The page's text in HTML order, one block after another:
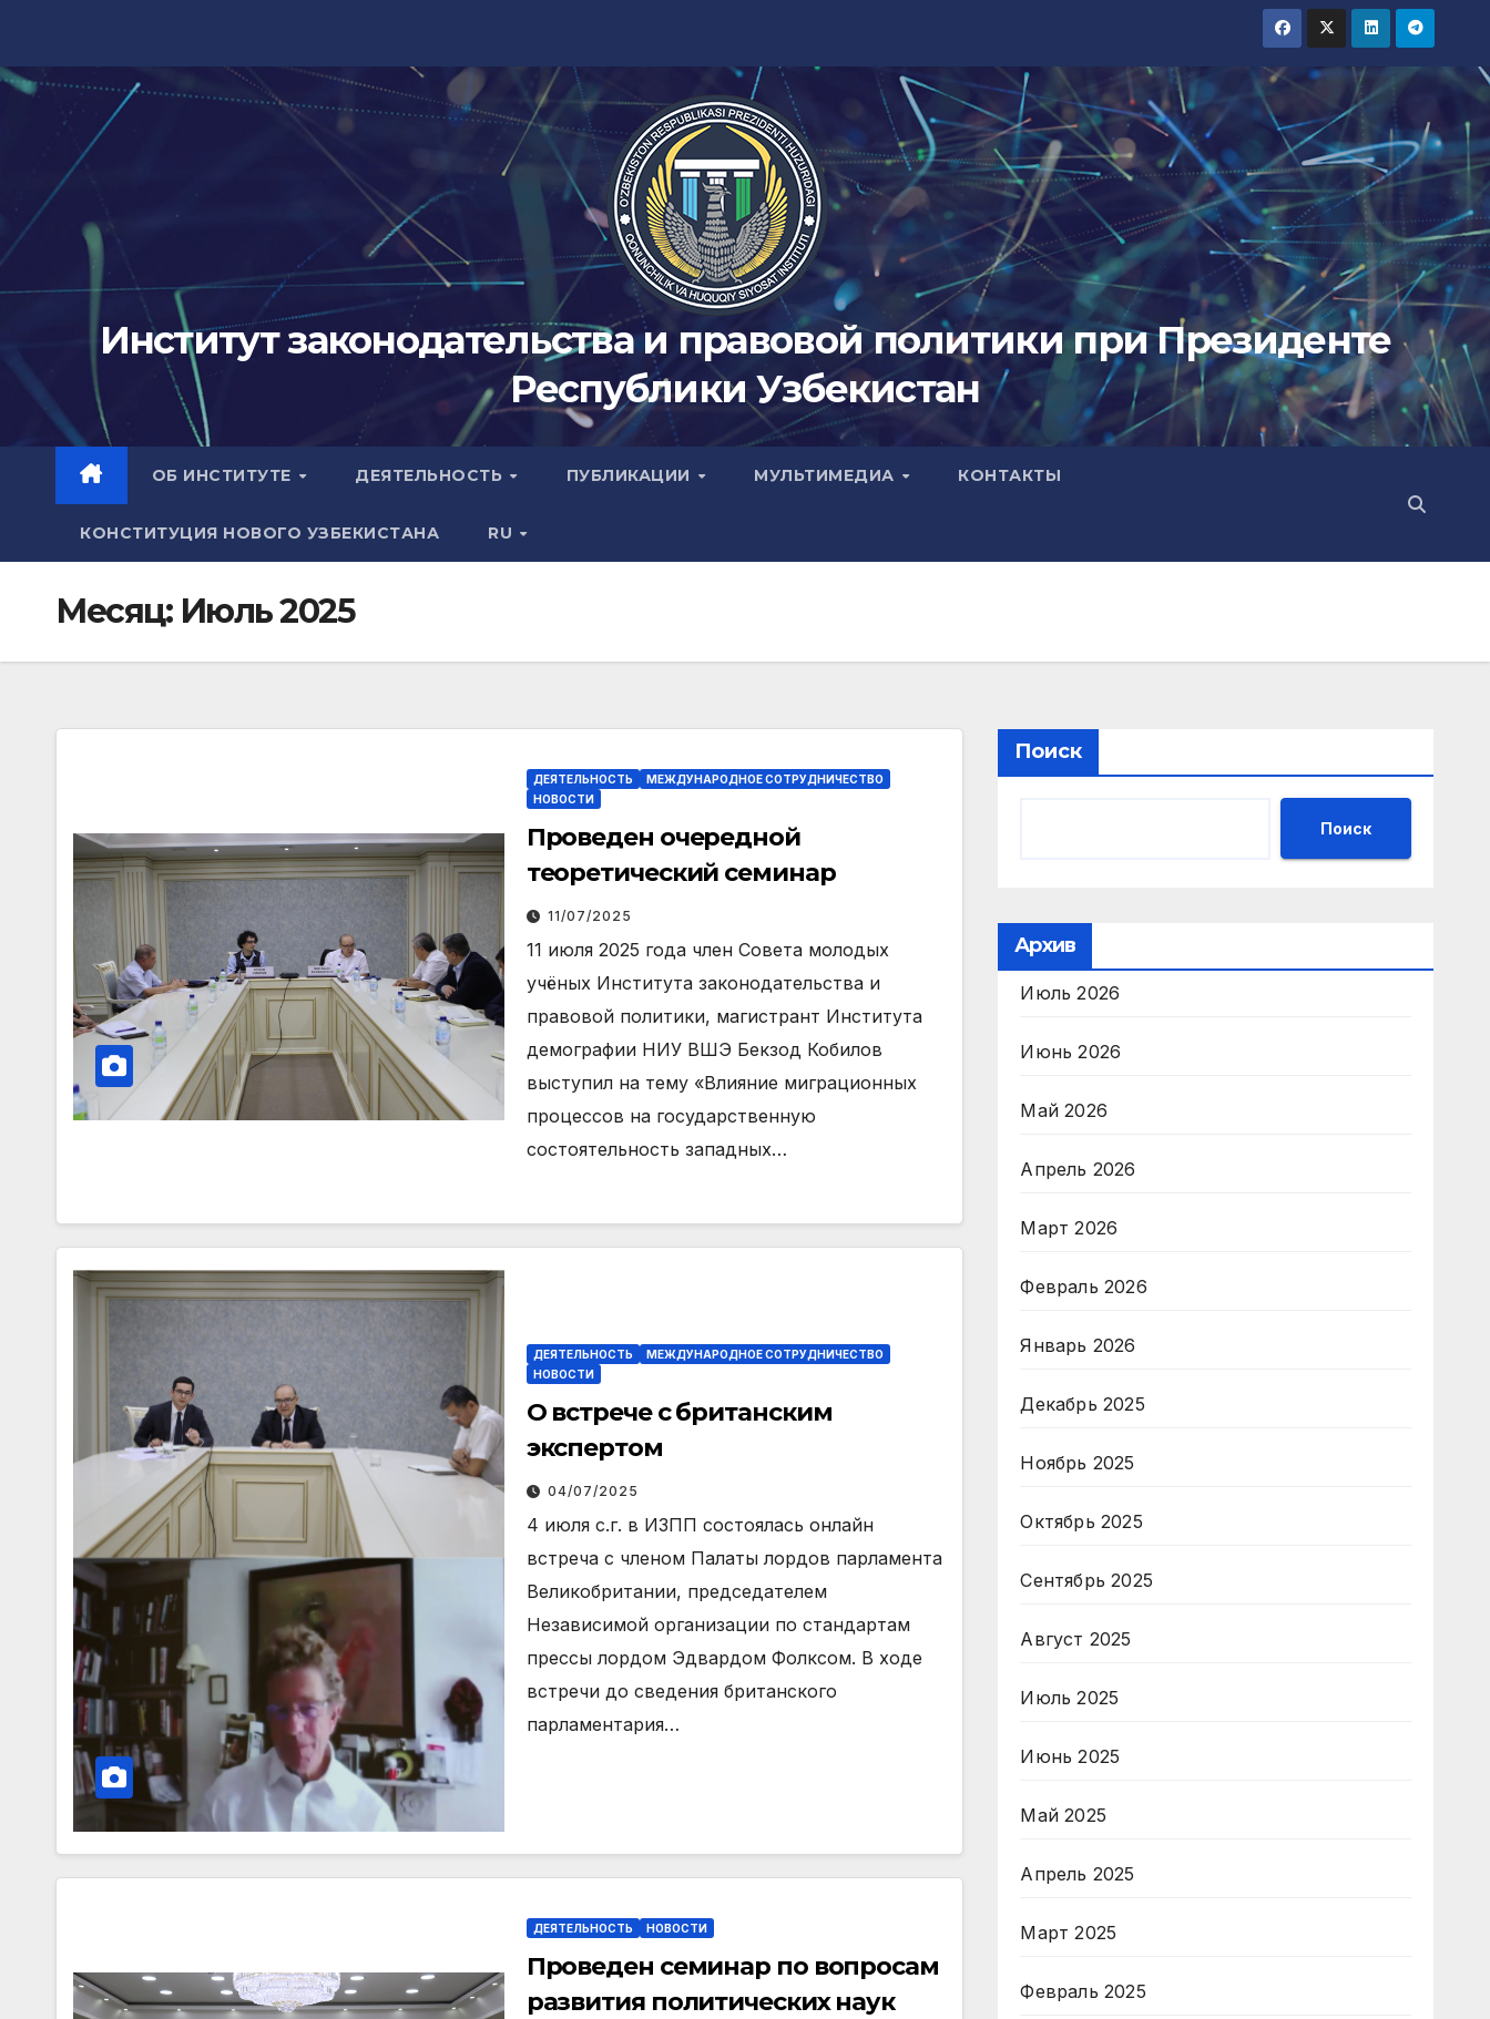
содержимому
Институт законодательства и правовой политики при Президенте
Республики Узбекистан
ОБ ИНСТИТУТЕ ДЕЯТЕЛЬНОСТЬ ПУБЛИКАЦИИ МУЛЬТИМЕДИА КОНТАКТЫ
КОНСТИТУЦИЯ НОВОГО УЗБЕКИСТАНА RU
Месяц: Июль 2025
ДЕЯТЕЛЬНОСТЬ
МЕЖДУНАРОДНОЕ СОТРУДНИЧЕСТВО
НОВОСТИ
Проведен очередной
теоретический семинар
11/07/2025
11 июля 2025 года член Совета молодых
учёных Института законодательства и
правовой политики, магистрант Института
демографии НИУ ВШЭ Бекзод Кобилов
выступил на тему «Влияние миграционных
процессов на государственную
состоятельность западных…
ДЕЯТЕЛЬНОСТЬ
МЕЖДУНАРОДНОЕ СОТРУДНИЧЕСТВО
НОВОСТИ
О встрече с британским
экспертом
04/07/2025
4 июля с.г. в ИЗПП состоялась онлайн
встреча с членом Палаты лордов парламента
Великобритании, председателем
Независимой организации по стандартам
прессы лордом Эдвардом Фолксом. В ходе
встречи до сведения британского
парламентария…
ДЕЯТЕЛЬНОСТЬ НОВОСТИ
Проведен семинар по вопросам
развития политических наук
Поиск
Поиск
Архив
Июль 2026
Июнь 2026
Май 2026
Апрель 2026
Март 2026
Февраль 2026
Январь 2026
Декабрь 2025
Ноябрь 2025
Октябрь 2025
Сентябрь 2025
Август 2025
Июль 2025
Июнь 2025
Май 2025
Апрель 2025
Март 2025
Февраль 2025